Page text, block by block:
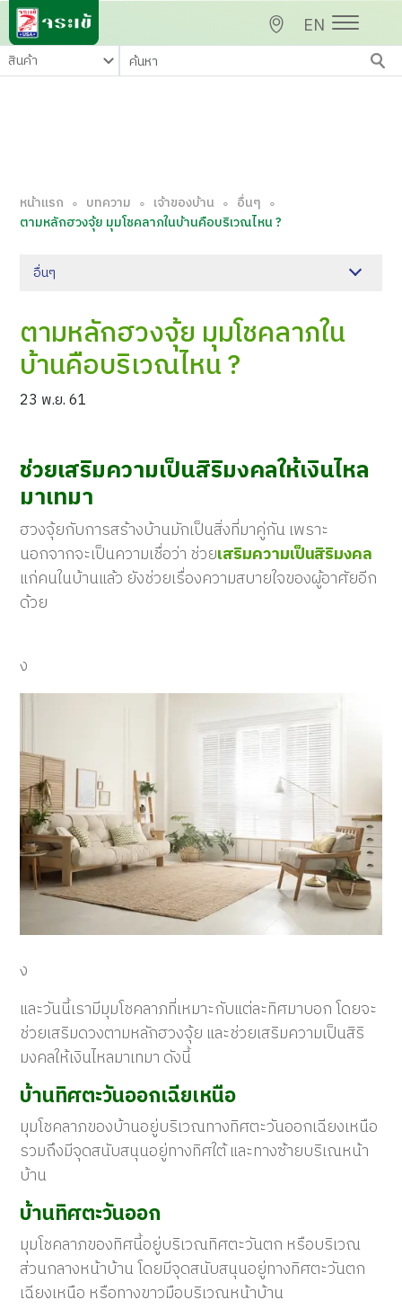
EN
หน้าแรก ∘ บทความ ∘ เจ้าของบ้าน ∘ อื่นๆ ∘
ตามหลักฮวงจุ้ย มุมโชคลาภในบ้านคือบริเวณไหน ?
อื่นๆ
ตามหลักฮวงจุ้ย มุมโชคลาภใน
บ้านคือบริเวณไหน ?
23 พ.ย. 61
ช่วยเสริมความเป็นสิริมงคลให้เงินไหล
มาเทมา
ฮวงจุ้ยกับการสร้างบ้านมักเป็นสิ่งที่มาคู่กัน เพราะ
นอกจากจะเป็นความเชื่อว่า ช่วยเสริมความเป็นสิริมงคล
แก่คนในบ้านแล้ว ยังช่วยเรื่องความสบายใจของผู้อาศัยอีก
ด้วย
ง
ง
และวันนี้เรามีมุมโชคลาภที่เหมาะกับแต่ละทิศมาบอก โดยจะ
ช่วยเสริมดวงตามหลักฮวงจุ้ย และช่วยเสริมความเป็นสิริ
มงคลให้เงินไหลมาเทมา ดังนี้
บ้านทิศตะวันออกเฉียเหนือ
มุมโชคลาภของบ้านอยู่บริเวณทางทิศตะวันออกเฉียงเหนือ
รวมถึงมีจุดสนับสนุนอยู่ทางทิศใต้ และทางซ้ายบริเณหน้า
บ้าน
บ้านทิศตะวันออก
มุมโชคลาภของทิศนี้อยู่บริเวณทิศตะวันตก หรือบริเวณ
ส่วนกลางหน้าบ้าน โดยมีจุดสนับสนุนอยู่ทางทิศตะวันตก
เฉียงเหนือ หรือทางขาวมือบริเวณหน้าบ้าน